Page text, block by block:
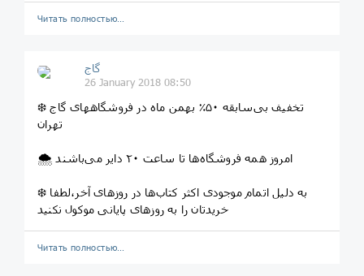
Читать полностью…
گاج
26 January 2018 08:50
❄️ تخفیف بی‌سابقه ۵۰٪ بهمن ماه در فروشگاههای گاج
تهران
🌨 امروز همه فروشگاه‌ها تا ساعت ٢٠ دایر می‌باشند
❄️ به دلیل اتمام موجودی اکثر کتاب‌ها در روزهای آخر،لطفا
خریدتان را به روزهای پایانی موکول نکنید
Читать полностью…